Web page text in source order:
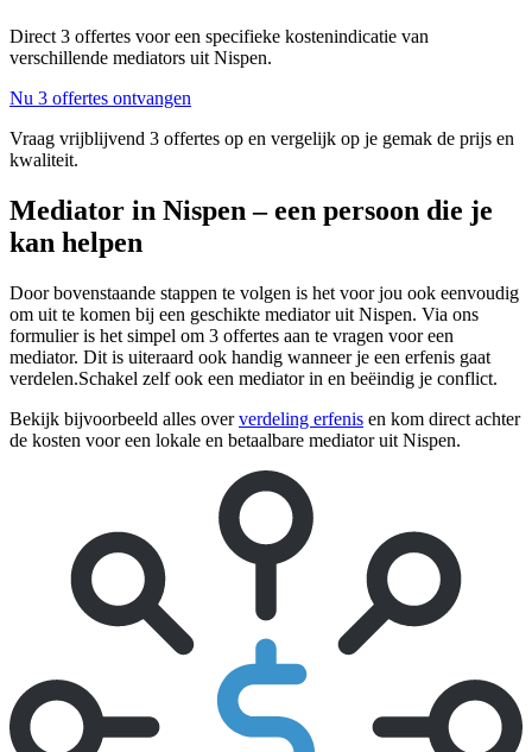
Direct 3 offertes voor een specifieke kostenindicatie van
verschillende mediators uit Nispen.
Nu 3 offertes ontvangen
Vraag vrijblijvend 3 offertes op en vergelijk op je gemak de prijs en
kwaliteit.
Mediator in Nispen – een persoon die je
kan helpen
Door bovenstaande stappen te volgen is het voor jou ook eenvoudig
om uit te komen bij een geschikte mediator uit Nispen. Via ons
formulier is het simpel om 3 offertes aan te vragen voor een
mediator. Dit is uiteraard ook handig wanneer je een erfenis gaat
verdelen.Schakel zelf ook een mediator in en beëindig je conflict.
Bekijk bijvoorbeeld alles oververdeling erfenis en kom direct achter
de kosten voor een lokale en betaalbare mediator uit Nispen.